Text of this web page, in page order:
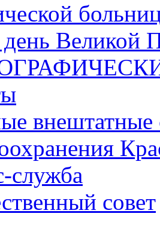
Великой
внештатные
служба
совет